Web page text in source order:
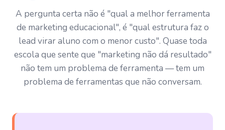
A pergunta certa não é "qual a melhor ferramenta
de marketing educacional", é "qual estrutura faz o
lead virar aluno com o menor custo". Quase toda
escola que sente que "marketing não dá resultado"
não tem um problema de ferramenta — tem um
problema de ferramentas que não conversam.